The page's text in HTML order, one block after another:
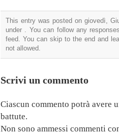
This entry was posted on giovedì,
under . You can follow any
feed. You can skip to the end and
not allowed.
Scrivi un commento
Ciascun commento potrà avere
battute.
Non sono ammessi commenti